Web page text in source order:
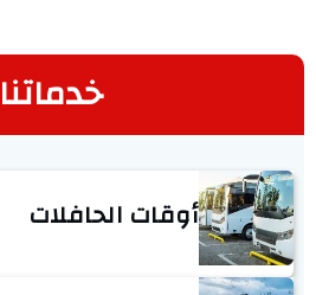
خدماتنا
أوقات الحافلات